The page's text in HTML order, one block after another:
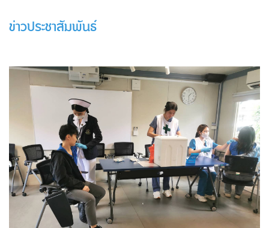
ข่าวประชาสัมพันธ์